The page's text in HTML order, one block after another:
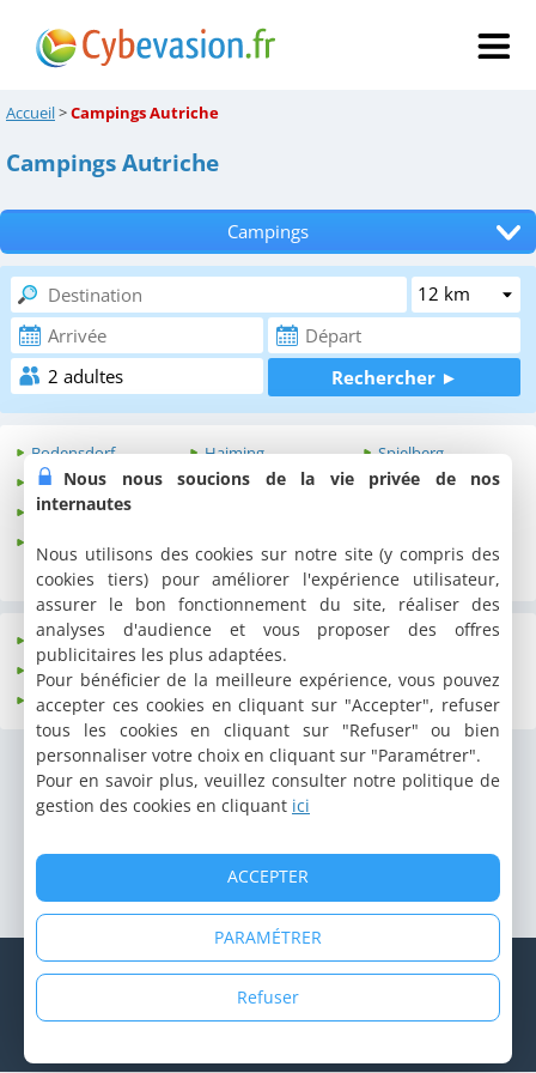
Accueil>Campings Autriche
Campings Autriche
Campings
Tous les hébergements
Hôtels
Chambres d'hôtes
Appartements
Bodensdorf
Feistritz ob Bleiburg
Friedersbach
Gumpoldskirchen
Haiming
Lutzmannsburg
Neusiedl an der
Zaya
Spielberg
Tulln
Basse-Autriche
Burgenland
Carinthie
Haute-Autriche
Salzbourg
Styrie
Tyrol
Vorarlberg
© Copyright 1998 - 2026 Cybevasion
Mentions légales|Confidentialité|CGU|Informations légales|
Système d'alerte|Espace propriétaire
Nous nous soucions de la vie privée de nos
internautes
Nous utilisons des cookies sur notre site (y compris des
cookies tiers) pour améliorer l'expérience utilisateur,
assurer le bon fonctionnement du site, réaliser des
analyses d'audience et vous proposer des offres
publicitaires les plus adaptées.
Pour bénéficier de la meilleure expérience, vous pouvez
accepter ces cookies en cliquant sur "Accepter", refuser
tous les cookies en cliquant sur "Refuser" ou bien
personnaliser votre choix en cliquant sur "Paramétrer".
Pour en savoir plus, veuillez consulter notre politique de
gestion des cookies en cliquant ici
ACCEPTER
PARAMÉTRER
Refuser